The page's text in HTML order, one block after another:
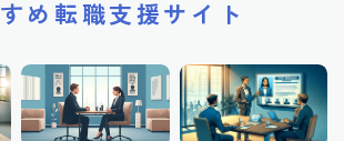
め転職支援サイト